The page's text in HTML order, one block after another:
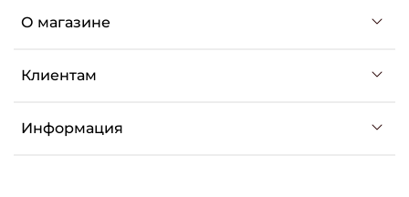
О магазине
Клиентам
Информация